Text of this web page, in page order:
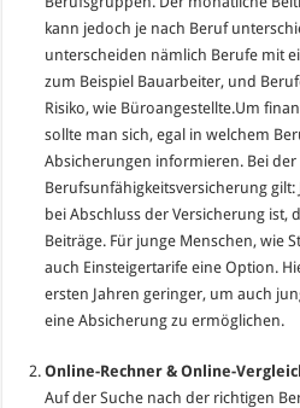
kann jedoch je nach Beruf
unterscheiden nämlich Berufe mit
zum Beispiel Bauarbeiter, und
Risiko, wie Büroangestellte.Um
sollte man sich, egal in welchem
Absicherungen informieren. Bei der
Berufsunfähigkeitsversicherung
bei Abschluss der Versicherung ist,
Beiträge. Für junge Menschen, wie
auch Einsteigertarife eine Option.
ersten Jahren geringer, um auch
eine Absicherung zu ermöglichen.
Online-Rechner & Online-
Auf der Suche nach der richtigen